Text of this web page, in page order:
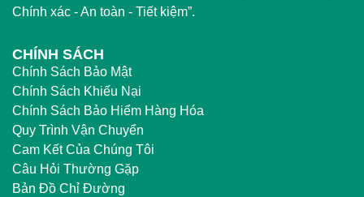
Chính xác - An toàn - Tiết kiệm”.
CHÍNH SÁCH
Chính Sách Bảo Mật
Chính Sách Khiếu Nại
Chính Sách Bảo Hiểm Hàng Hóa
Quy Trình Vận Chuyển
Cam Kết Của Chúng Tôi
Câu Hỏi Thường Gặp
Bản Đồ Chỉ Đường